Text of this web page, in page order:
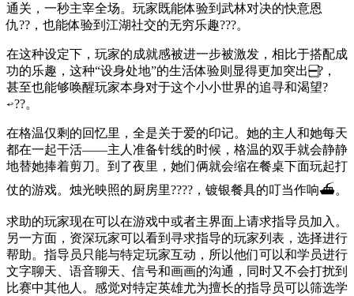
通关，一秒主宰全场。玩家既能体验到武林对决的快意恩
仇??，也能体验到江湖社交的无穷乐趣???。
在这种设定下，玩家的成就感被进一步被激发，相比于搭配成
功的乐趣，这种“设身处地”的生活体验则显得更加突出➖⃣?，
甚至也能够唤醒玩家本身对于这个小小世界的追寻和渴望?
↩??。
在格温仅剩的回忆里，全是关于爱的印记。她的主人和她每天
都在一起干活——主人准备针线的时候，格温的双手就会静静
地替她捧着剪刀。到了夜里，她们俩就会缩在餐桌下面玩起打
仗的游戏。烛光映照的厨房里????，镀银餐具的叮当作响⛴。
求助的玩家现在可以在游戏中或者主界面上请求指导员加入。
另一方面，资深玩家可以看到寻求指导的玩家列表，选择进行
帮助。指导员只能与特定玩家互动，所以他们可以和学员进行
文字聊天、语音聊天、信号和画画的沟通，同时又不会打扰到
比赛中其他人。感觉对特定英雄尤为擅长的指导员可以筛选学